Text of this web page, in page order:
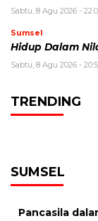
Sabtu, 8 Agu 2026 -
Sumsel
Hidup Dalam
Sabtu, 8 Agu 2026 -
TRENDING
SUMSEL
Pancasila